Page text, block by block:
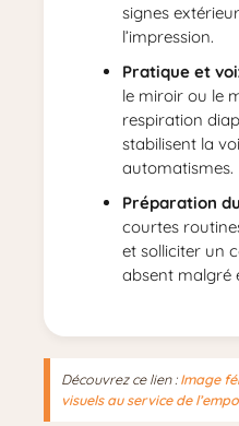
signes
l’impression.
Pratique et
le miroir ou le
respiration
stabilisent la
automatismes.
Préparation
courtes
et solliciter un
absent malgré
Découvrez ce lien :Image
visuels au service de